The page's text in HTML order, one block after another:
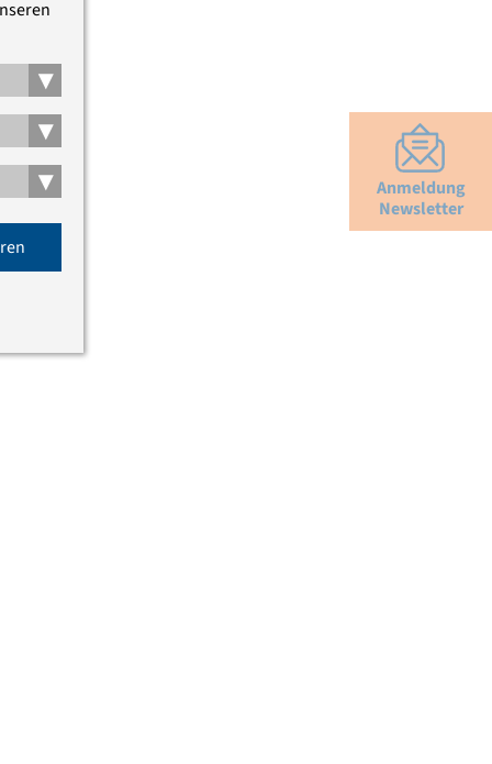
Anmeldung
Newsletter
▾
▾
▾